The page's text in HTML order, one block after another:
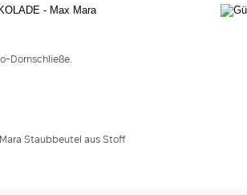
suchen
Dornschließe.
Staubbeutel aus Stoff